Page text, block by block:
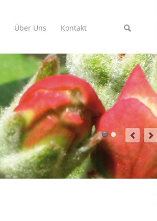
Über Uns
Kontakt